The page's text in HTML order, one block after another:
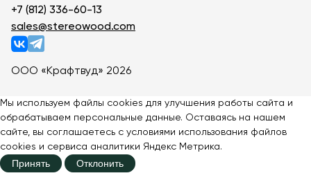
+7 (812) 336-60-13
sales@stereowood.com
ООО «Крафтвуд» 2026
Мы используем файлы cookies для улучшения работы сайта и
обрабатываем персональные данные. Оставаясь на нашем
сайте, вы соглашаетесь с условиями использования файлов
cookies и сервиса аналитики Яндекс Метрика.
Принять Отклонить